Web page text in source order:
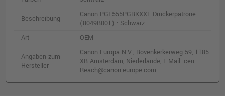
Beschreibung
Canon PGI-555PGBKXXL Druckerpatrone
(8049B001) · Schwarz
Art
OEM
Angaben zum
Hersteller
Canon Europa N.V., Bovenkerkerweg 59, 1185
XB Amsterdam, Niederlande, E-Mail: ceu-
Reach@canon-europe.com